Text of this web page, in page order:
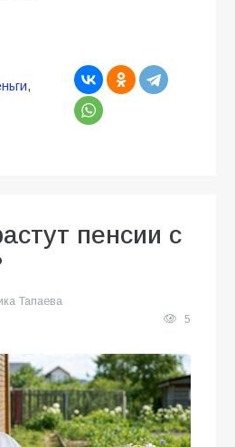
,
пенсии с
Тапаева
5